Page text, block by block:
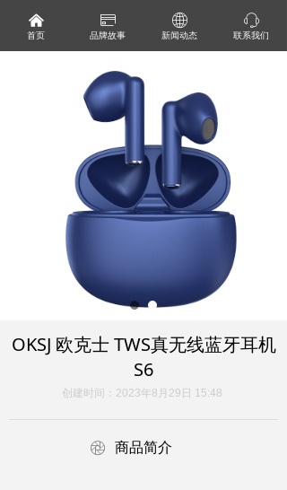
낀
首页
ꀔ
品牌故事
ꄓ
新闻动态
ꁱ
联系我们
OKSJ 欧克士 TWS真无线蓝牙耳机
S6
商品简介
创建时间： 2023年8月29日 15:48
ꁵ